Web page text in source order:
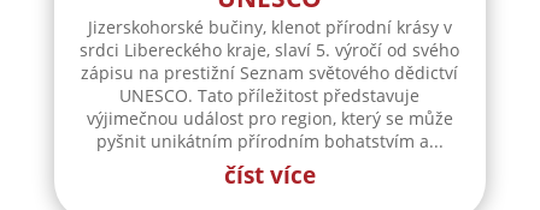
Jizerskohorské bučiny, klenot přírodní krásy v
srdci Libereckého kraje, slaví 5. výročí od svého
zápisu na prestižní Seznam světového dědictví
UNESCO. Tato příležitost představuje
výjimečnou událost pro region, který se může
pyšnit unikátním přírodním bohatstvím a...
číst více